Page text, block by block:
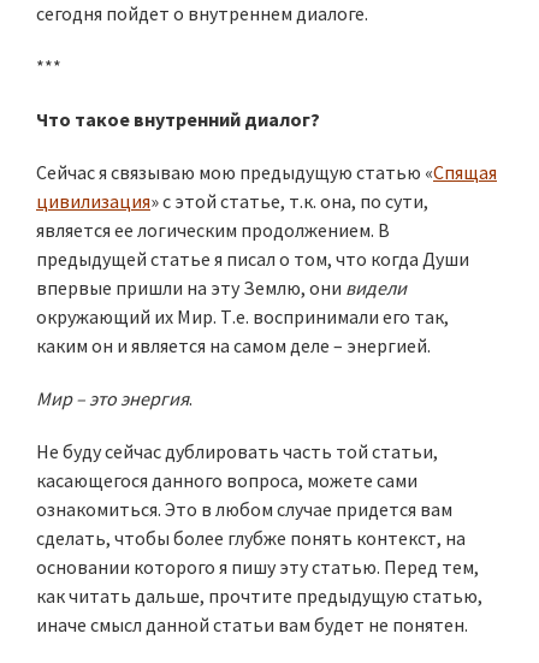
сегодня пойдет о внутреннем диалоге.
***
Что такое внутренний диалог?
Сейчас я связываю мою предыдущую статью «Спящая
цивилизация» с этой статье, т.к. она, по сути,
является ее логическим продолжением. В
предыдущей статье я писал о том, что когда Души
впервые пришли на эту Землю, они видели
окружающий их Мир. Т.е. воспринимали его так,
каким он и является на самом деле – энергией.
Мир – это энергия.
Не буду сейчас дублировать часть той статьи,
касающегося данного вопроса, можете сами
ознакомиться. Это в любом случае придется вам
сделать, чтобы более глубже понять контекст, на
основании которого я пишу эту статью. Перед тем,
как читать дальше, прочтите предыдущую статью,
иначе смысл данной статьи вам будет не понятен.